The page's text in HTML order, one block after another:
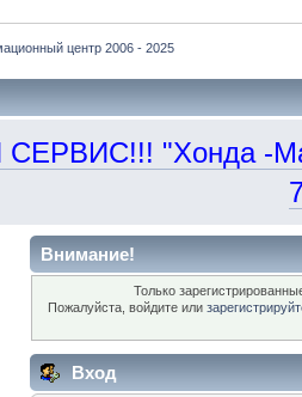
центр 2006 - 2025
"Хонда -
Внимание!
Только
Пожалуйста, войдите или
Вход